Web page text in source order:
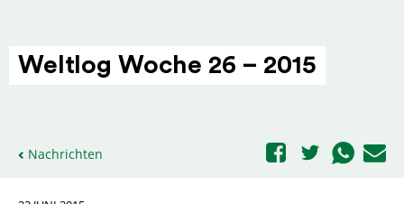
Weltlog Woche 26 – 2015
Nachrichten